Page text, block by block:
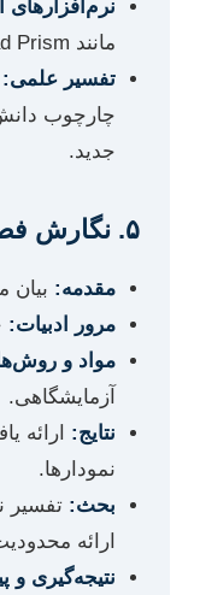
نرم‌افزارهای
مانند SPSS، R، GraphPad Prism.
تفسیر علمی:
چارچوب
جدید.
۵. نگارش فصول پایان‌نامه
مقدمه:بیان
مرور ادبیات:
مواد و
آزمایشگاهی.
نتایج:ارائه
نمودارها.
بحث:تفسیر
ارائه
نتیجه‌گیری و